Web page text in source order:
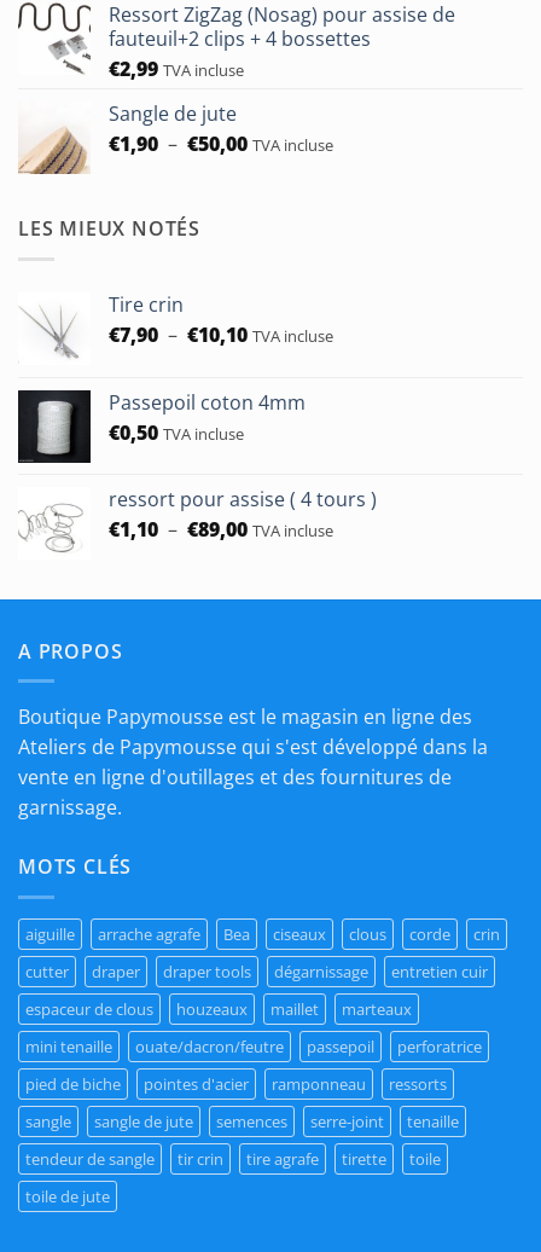
Ressort ZigZag (Nosag) pour assise de
fauteuil+2 clips + 4 bossettes
€2,99 TVA incluse
Sangle de jute
€1,90 – €50,00Plage
TVA incluse
LES MIEUX NOTÉS
Tire crin
€7,90 – €10,10Plage
€7,90
TVA incluse
Passepoil coton 4mm
€0,50 TVA incluse
ressort pour assise ( 4 tours )
€1,10 – €89,00Plage
€1,10
TVA incluse
A PROPOS
Boutique Papymousse est le magasin en ligne des
Ateliers de Papymousse qui s'est développé dans la
vente en ligne d'outillages et des fournitures de
garnissage.
MOTS CLÉS
aiguille arrache agrafe Bea ciseaux clous corde
crin
cutter
draper draper tools dégarnissage
entretien cuir
espaceur de clous
houzeaux maillet
marteaux
mini tenaille
ouate/dacron/feutre passepoil
perforatrice
pied de biche
pointes d'acier ramponneau
ressorts
sangle
sangle de jute semences serre-joint
tenaille
tendeur de sangle
tir crin tire agrafe tirette
toile
toile de jute